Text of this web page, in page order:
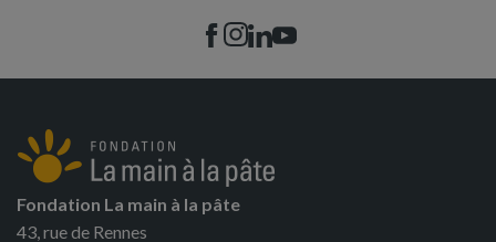
Fondation La main à la pâte
43, rue de Rennes